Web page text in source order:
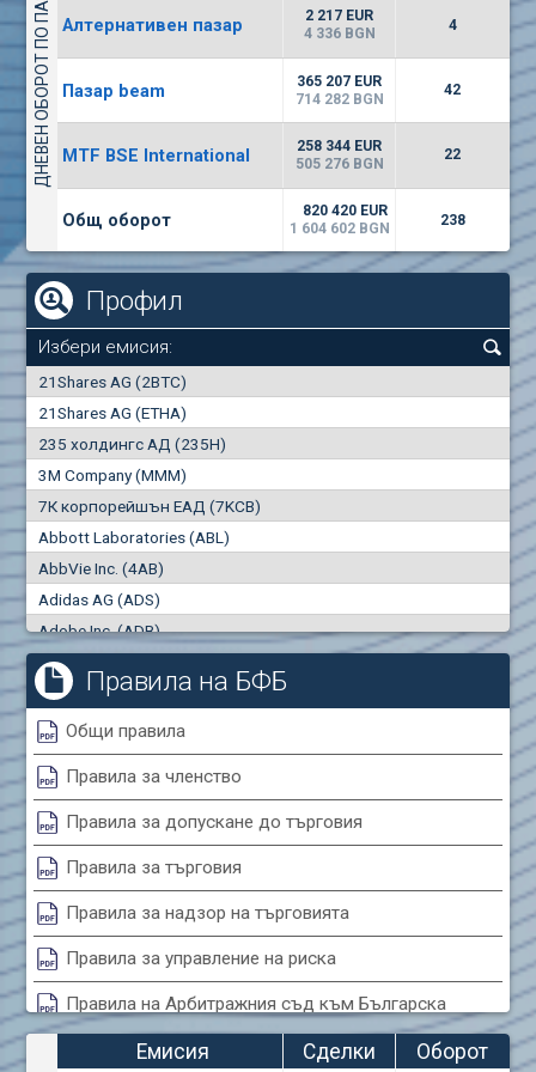
(WISR) Уайзър технолоджи
-3.93% 1 7100
3 3444BGN
0 5850EUR
1441
11442
ДНЕВЕН ОБОРОТ ПО ПАЗАРИ Алтернативен пазар
2 217 EUR
4 336 BGN
4
Пазар beam
365 207 EUR
714 282 BGN
42
MTF BSE International
258 344 EUR
505 276 BGN
22
Общ оборот
820 420 EUR
1 604 602 BGN
238
Профил
Избери емисия:
21Shares AG (2BTC)
21Shares AG (ETHA)
235 холдингс АД (235H)
3M Company (MMM)
7К корпорейшън ЕАД (7KCB)
Abbott Laboratories (ABL)
AbbVie Inc. (4AB)
Adidas AG (ADS)
Adobe Inc. (ADB)
Advanced Micro Devices Inc. (AMD)
Agrana Beteiligungs AG (AGB2)
Air Canada Inc. (ADH2)
Air France (AFR0)
Air Liquide SA (AIL)
Airbus SE (AIR)
Aixtron SE (AIXA)
Algonquin Power & Utilities Corp (751)
Alibaba Group Holding Ltd. (AHLA)
Allianz SE (ALV)
Alphabet Inc. (ABEA)
Alphabet Inc. (ABEC)
Altria Group Inc. (PHM7)
Amazon.com Inc. (AMZ)
0000
0.000
Най-добра
"купува"
0
Най-добра
0
Сделки
0
Оборот (евро)
0
Правила на БФБ
Общи правила
Правила за членство
Правила за допускане до търговия
Правила за търговия
Правила за надзор на търговията
Правила за управление на риска
Правила на Арбитражния съд към Българска
фондова борса
Емисия Сделки
Оборот